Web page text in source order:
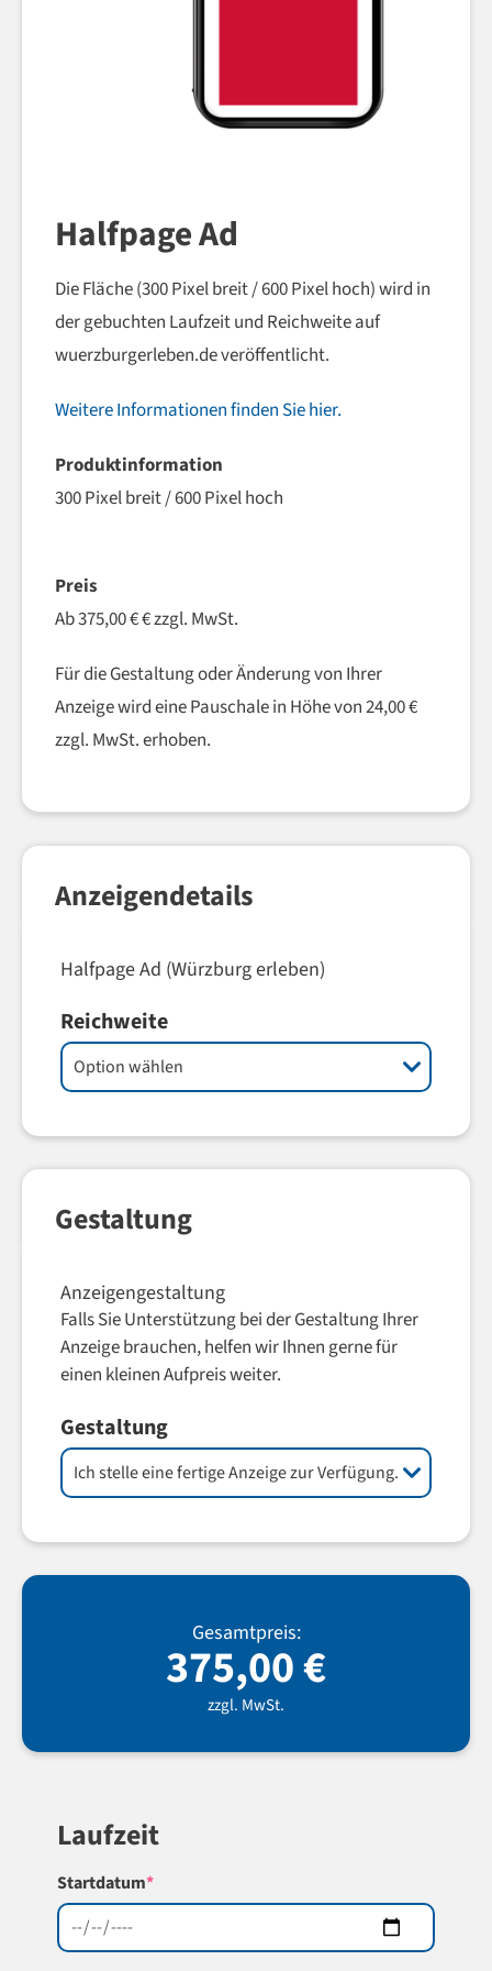
Halfpage Ad
Die Fläche (300 Pixel breit / 600 Pixel hoch) wird in
der gebuchten Laufzeit und Reichweite auf
wuerzburgerleben.de veröffentlicht.
Weitere Informationen finden Sie hier.
Produktinformation
300 Pixel breit / 600 Pixel hoch
Preis
Ab 375,00 € € zzgl. MwSt.
Für die Gestaltung oder Änderung von Ihrer
Anzeige wird eine Pauschale in Höhe von 24,00 €
zzgl. MwSt. erhoben.
Anzeigendetails
Halfpage Ad (Würzburg erleben)
Reichweite
Gestaltung
Anzeigengestaltung
Falls Sie Unterstützung bei der Gestaltung Ihrer
Anzeige brauchen, helfen wir Ihnen gerne für
einen kleinen Aufpreis weiter.
Gestaltung
Gesamtpreis:
375,00€
zzgl. MwSt.
Laufzeit
Startdatum*(required)